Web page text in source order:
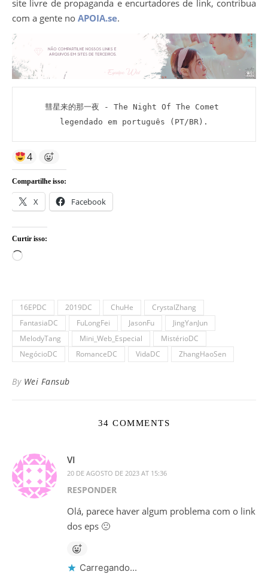
site livre de propaganda e encurtadores de link, contribua
com a gente no APOIA.se.
彗星来的那一夜 - The Night Of The Comet
legendado em português (PT/BR).
4
Compartilhe isso:
X Facebook
Curtir isso:
Carregando...
16EPDC 2019DC ChuHe
CrystalZhang
FantasiaDC
FuLongFei JasonFu
JingYanJun
MelodyTang
Mini_Web_Especial
MistérioDC
NegócioDC
RomanceDC VidaDC ZhangHaoSen
By Wei Fansub
34 COMMENTS
VI
20 DE AGOSTO DE 2023 AT 15:36
RESPONDER
Olá, parece haver algum problema com o link
dos eps 🙁
Carregando...